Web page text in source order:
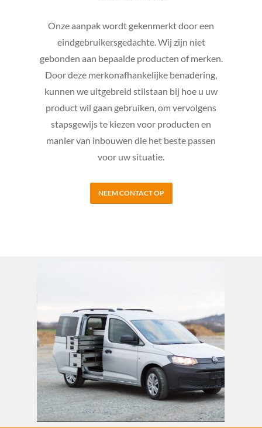
Onze aanpak wordt gekenmerkt door een
eindgebruikersgedachte. Wij zijn niet
gebonden aan bepaalde producten of merken.
Door deze merkonafhankelijke benadering,
kunnen we uitgebreid stilstaan bij hoe u uw
product wil gaan gebruiken, om vervolgens
stapsgewijs te kiezen voor producten en
manier van inbouwen die het beste passen
voor uw situatie.
NEEM CONTACT OP